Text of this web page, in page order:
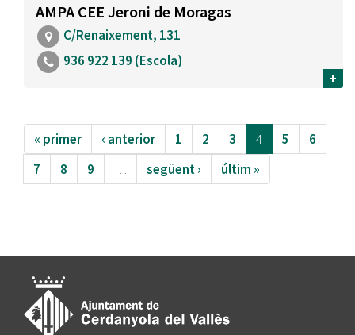
AMPA CEE Jeroni de Moragas
C/Renaixement, 131
936 922 139 (Escola)
+
« primer ‹ anterior 1 2 3 4 5
6
7
8 9 … següent › últim »